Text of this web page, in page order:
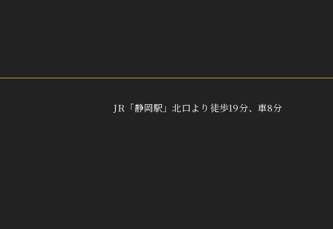
JR「静岡駅」北口より徒歩19分、車8分